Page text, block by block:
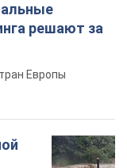
решают за
Европы